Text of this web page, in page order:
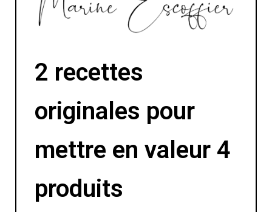
2 recettes
originales pour
mettre en valeur 4
produits